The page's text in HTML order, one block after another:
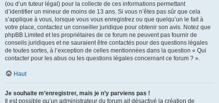
(ou d’un tuteur légal) pour la collecte de ces informations permettant
d’identifier un mineur de moins de 13 ans. Si vous n’êtes pas sûr que cela
s’applique à vous, lorsque vous vous enregistrez ou que quelqu’un le fait à
votre place, contactez un conseiller juridique pour obtenir son avis. Notez que
phpBB Limited et les propriétaires de ce forum ne peuvent pas fournir de
conseils juridiques et ne sauraient être contactés pour des questions légales
de toutes sortes, à l’exception de celles mentionnées dans la question « Qui
contacter pour les abus ou les questions légales concernant ce forum ? ».
Haut
Je souhaite m’enregistrer, mais je n’y parviens pas !
Il est possible qu’un administrateur du forum ait désactivé la création de